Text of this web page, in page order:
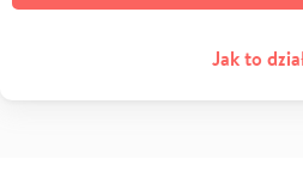
Jak to